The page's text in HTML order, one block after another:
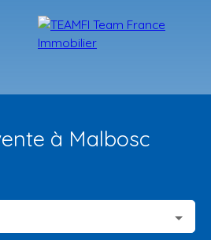
à Malbosc